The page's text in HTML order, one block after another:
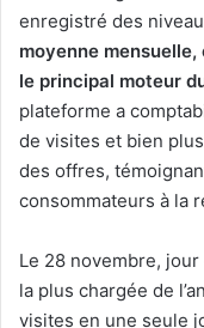
enregistré des
moyenne
le principal moteur
plateforme a
de visites et bien
des offres,
consommateurs à la
Le 28 novembre,
la plus chargée de
visites en une seule